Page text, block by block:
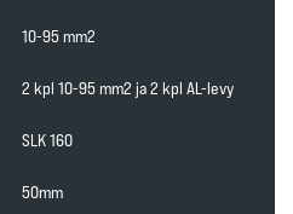
10-95 mm2
2 kpl 10-95 mm2 ja 2 kpl AL-levy
SLK 160
50mm